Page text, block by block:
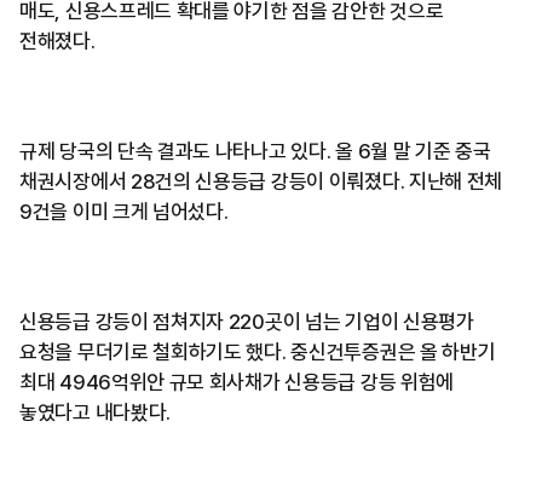
매도, 신용스프레드 확대를 야기한 점을 감안한 것으로
전해졌다.
규제 당국의 단속 결과도 나타나고 있다. 올 6월 말 기준 중국
채권시장에서 28건의 신용등급 강등이 이뤄졌다. 지난해 전체
9건을 이미 크게 넘어섰다.
신용등급 강등이 점쳐지자 220곳이 넘는 기업이 신용평가
요청을 무더기로 철회하기도 했다. 중신건투증권은 올 하반기
최대 4946억위안 규모 회사채가 신용등급 강등 위험에
놓였다고 내다봤다.